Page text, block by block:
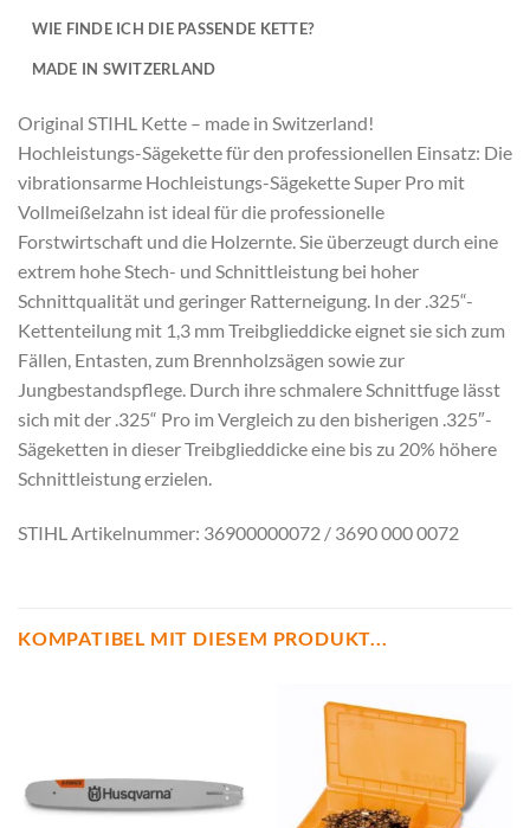
WIE FINDE ICH DIE PASSENDE KETTE?
MADE IN SWITZERLAND
Original STIHL Kette – made in Switzerland!
Hochleistungs-Sägekette für den professionellen Einsatz: Die
vibrationsarme Hochleistungs-Sägekette Super Pro mit
Vollmeißelzahn ist ideal für die professionelle
Forstwirtschaft und die Holzernte. Sie überzeugt durch eine
extrem hohe Stech- und Schnittleistung bei hoher
Schnittqualität und geringer Ratterneigung. In der .325“-
Kettenteilung mit 1,3 mm Treibglieddicke eignet sie sich zum
Fällen, Entasten, zum Brennholzsägen sowie zur
Jungbestandspflege. Durch ihre schmalere Schnittfuge lässt
sich mit der .325“ Pro im Vergleich zu den bisherigen .325″-
Sägeketten in dieser Treibglieddicke eine bis zu 20% höhere
Schnittleistung erzielen.
STIHL Artikelnummer: 36900000072 / 3690 000 0072
KOMPATIBEL MIT DIESEM PRODUKT...